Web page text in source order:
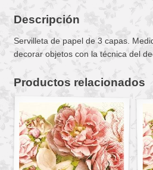
Descripción
Servilleta de papel de 3 capas.
decorar objetos con la técnica del
Productos relacionados